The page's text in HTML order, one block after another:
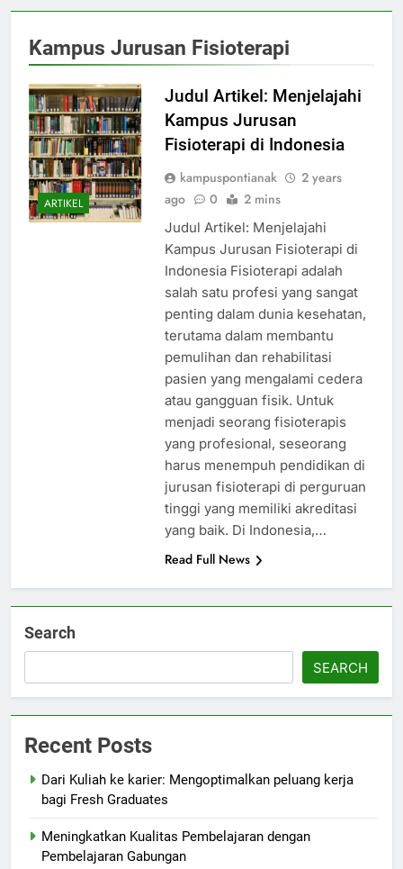
Kampus Jurusan Fisioterapi
ARTIKEL
Judul Artikel: Menjelajahi
Kampus Jurusan
Fisioterapi di Indonesia
kampuspontianak
2 years
ago
0 2 mins
Judul Artikel: Menjelajahi
Kampus Jurusan Fisioterapi di
Indonesia Fisioterapi adalah
salah satu profesi yang sangat
penting dalam dunia kesehatan,
terutama dalam membantu
pemulihan dan rehabilitasi
pasien yang mengalami cedera
atau gangguan fisik. Untuk
menjadi seorang fisioterapis
yang profesional, seseorang
harus menempuh pendidikan di
jurusan fisioterapi di perguruan
tinggi yang memiliki akreditasi
yang baik. Di Indonesia,…
Read Full News
Search
SEARCH
Recent Posts
Dari Kuliah ke karier: Mengoptimalkan peluang kerja
bagi Fresh Graduates
Meningkatkan Kualitas Pembelajaran dengan
Pembelajaran Gabungan